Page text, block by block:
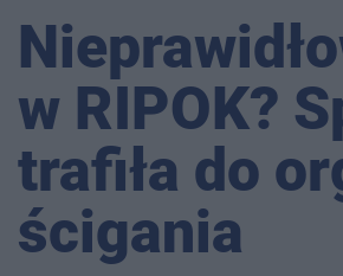
w RIPOK?
trafiła do
ścigania